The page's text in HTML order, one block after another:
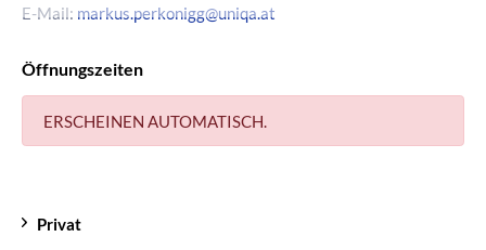
E-Mail: markus.perkonigg@uniqa.at
Öffnungszeiten
ERSCHEINEN AUTOMATISCH.
Privat